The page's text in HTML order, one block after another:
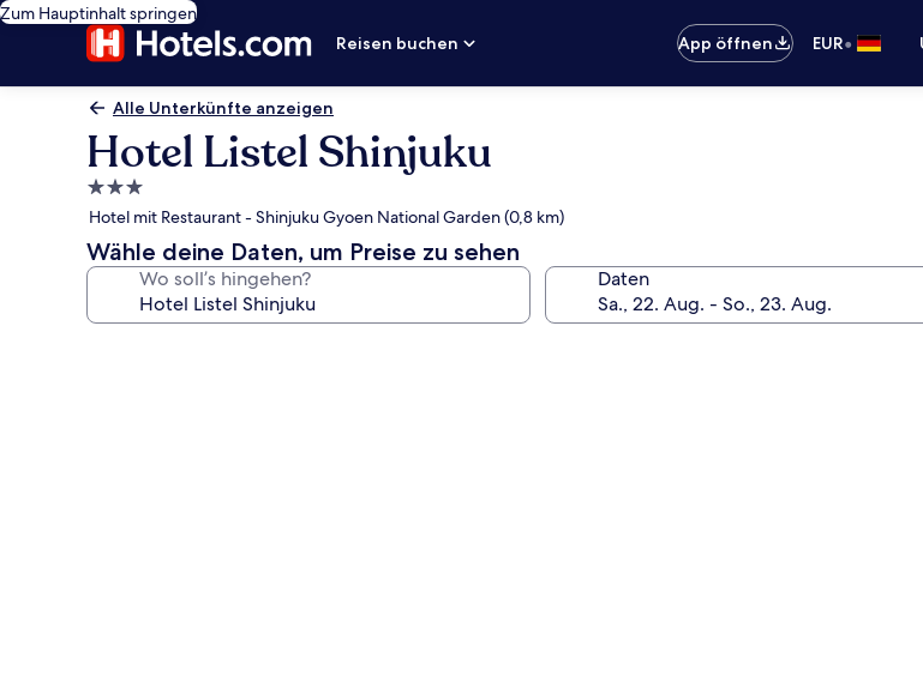
Zum Hauptinhalt springen
Reisen buchen
App öffnen EUR•
Alle Unterkünfte anzeigen
Hotel Listel Shinjuku
3.0-
Sterne-
Unterkunft
Hotel mit Restaurant - Shinjuku Gyoen National Garden (0,8 km)
Wähle deine Daten, um Preise zu sehen
Wo soll’s hingehen? Daten